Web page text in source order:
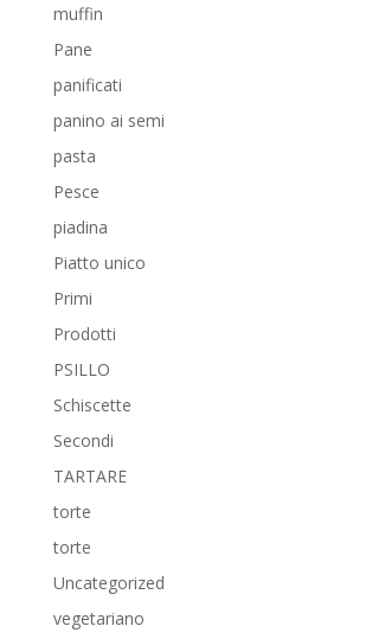
muffin
Pane
panificati
panino ai semi
pasta
Pesce
piadina
Piatto unico
Primi
Prodotti
PSILLO
Schiscette
Secondi
TARTARE
torte
torte
Uncategorized
vegetariano